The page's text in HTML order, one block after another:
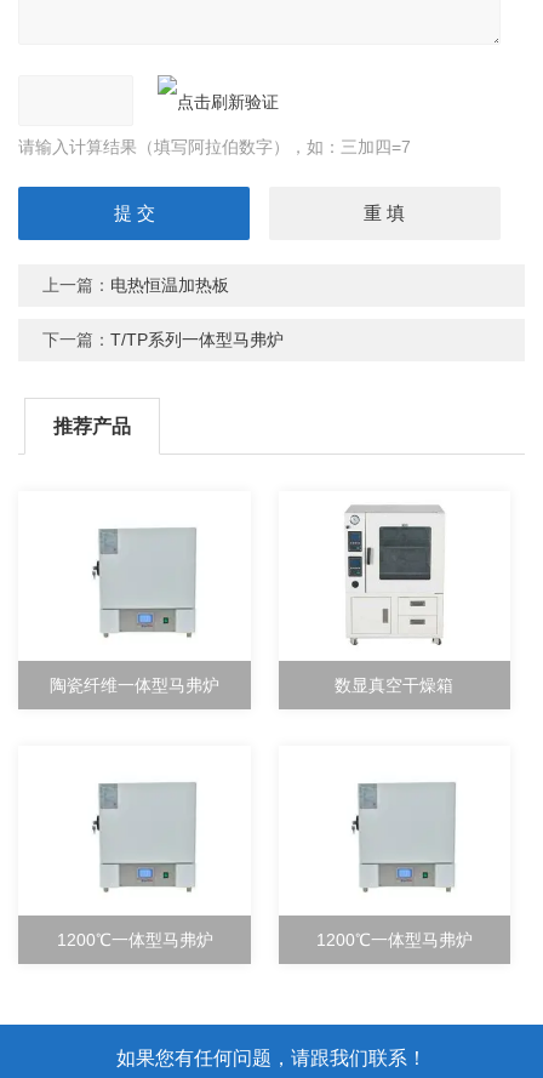
请输入计算结果（填写阿拉伯数字），如：三加四=7
上一篇： 电热恒温加热板
下一篇：T/TP系列一体型马弗炉
推荐产品
陶瓷纤维一体型马弗炉 数显真空干燥箱
1200℃一体型马弗炉 1200℃一体型马弗炉
如果您有任何问题，请跟我们联系！